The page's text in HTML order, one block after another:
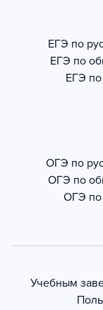
ЕГЭ по
ЕГЭ по
ЕГЭ
ОГЭ по
ОГЭ по
ОГЭ по
Учебным